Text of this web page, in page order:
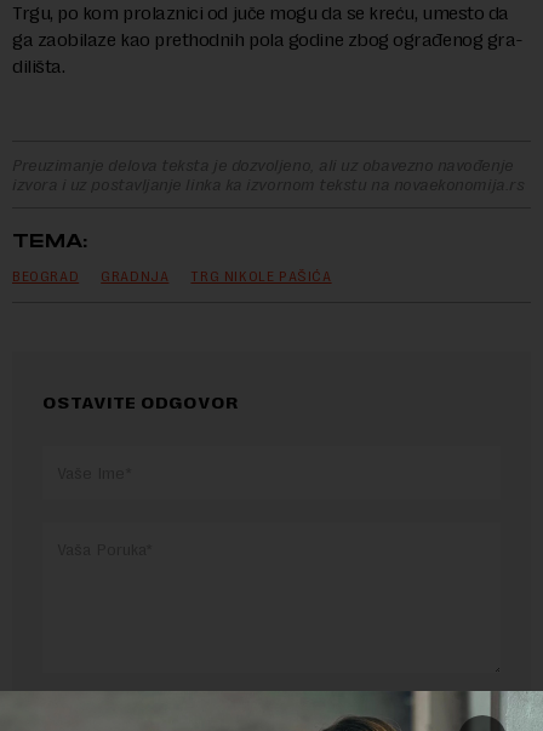
Tr­gu, po ko­m prolaznici od ju­če mogu da se kre­ću, ume­sto da
ga za­o­bi­la­ze kao pret­hod­nih pola godine zbog ogra­đe­nog gra­
di­li­šta.
Preuzimanje delova teksta je dozvoljeno, ali uz obavezno navođenje
izvora i uz postavljanje linka ka izvornom tekstu na novaekonomija.rs
TEMA:
BEOGRAD GRADNJA TRG NIKOLE PAŠIĆA
OSTAVITE ODGOVOR
Pre slanja komentara, molimo vas da se upoznate sa
pravilima komentarisanja i pravilima korišćenja sajta.